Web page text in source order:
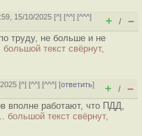
15/10/2025 [^] [^^] [^^^]
+ / –
труду, не больше и не
большой текст свёрнут,
[^] [^^] [^^^] [ответить]
+ / –
вполне работают, что ПДД,
большой текст свёрнут,